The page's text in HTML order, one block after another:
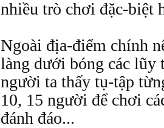
nhiều trò chơi đặc-biệt
Ngoài địa-điểm chính
làng dưới bóng các lũy
người ta thấy tụ-tập
10, 15 người để chơi
đánh đáo...